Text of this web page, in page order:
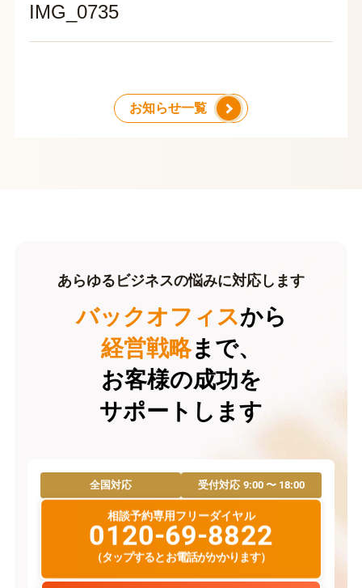
IMG_0735
お知らせ一覧
あらゆるビジネスの悩みに対応します
バックオフィスから
経営戦略まで、
お客様の成功を
サポートします
全国対応 受付対応9:00 〜 18:00
相談予約専用フリーダイヤル
0120-69-8822
（タップするとお電話がかかります）